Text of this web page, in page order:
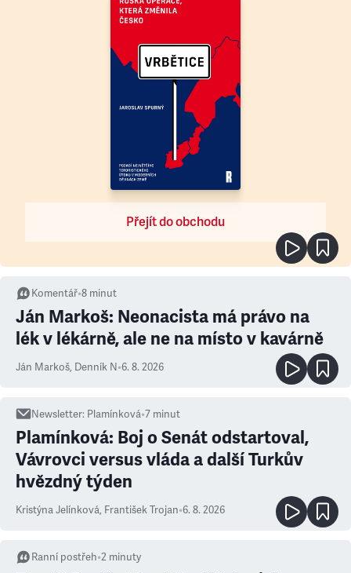
Přejít do obchodu
Komentář•8 minut
Ján Markoš: Neonacista má právo na
lék v lékárně, ale ne na místo v kavárně
Ján Markoš, Denník N•6. 8. 2026
Newsletter: Plamínková•7 minut
Plamínková: Boj o Senát odstartoval,
Vávrovci versus vláda a další Turkův
hvězdný týden
Kristýna Jelínková, František Trojan•6. 8. 2026
Ranní postřeh•2 minuty